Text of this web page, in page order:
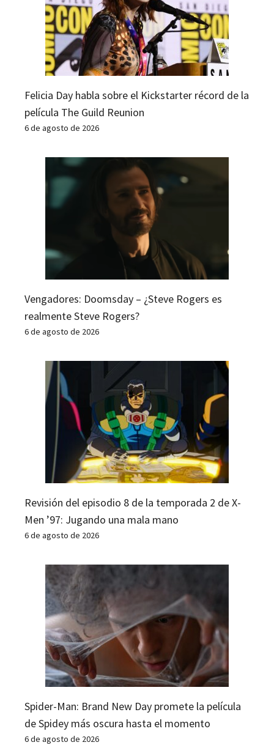
Felicia Day habla sobre el Kickstarter récord de la
película The Guild Reunion
6 de agosto de 2026
Vengadores: Doomsday – ¿Steve Rogers es
realmente Steve Rogers?
6 de agosto de 2026
Revisión del episodio 8 de la temporada 2 de X-
Men ’97: Jugando una mala mano
6 de agosto de 2026
Spider-Man: Brand New Day promete la película
de Spidey más oscura hasta el momento
6 de agosto de 2026